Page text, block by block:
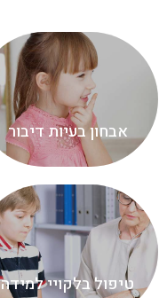
אבחון בעיות דיבור
טיפול בלקויי למידה